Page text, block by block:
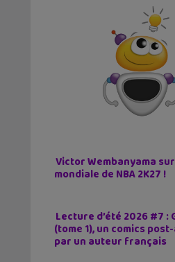
Victor Wembanyama
mondiale de NBA 2K27 !
Lecture d’été 2026 #7 :
(tome 1), un comics
par un auteur français